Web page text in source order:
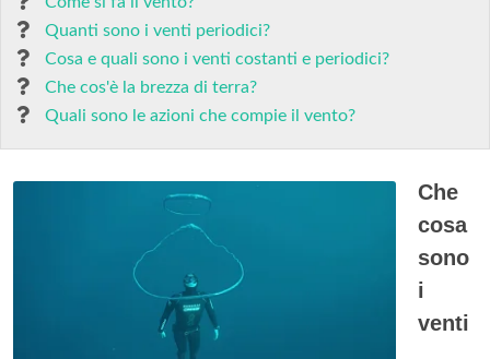
Quanti sono i venti periodici?
Cosa e quali sono i venti costanti e periodici?
Che cos'è la brezza di terra?
Quali sono le azioni che compie il vento?
Che
cosa
sono
i
venti